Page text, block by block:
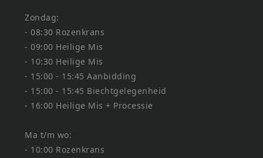
Zondag:
- 08:30 Rozenkrans
- 09:00 Heilige Mis
- 10:30 Heilige Mis
- 15:00 - 15:45 Aanbidding
- 15:00 - 15:45 Biechtgelegenheid
- 16:00 Heilige Mis + Processie
Ma t/m wo:
- 10:00 Rozenkrans